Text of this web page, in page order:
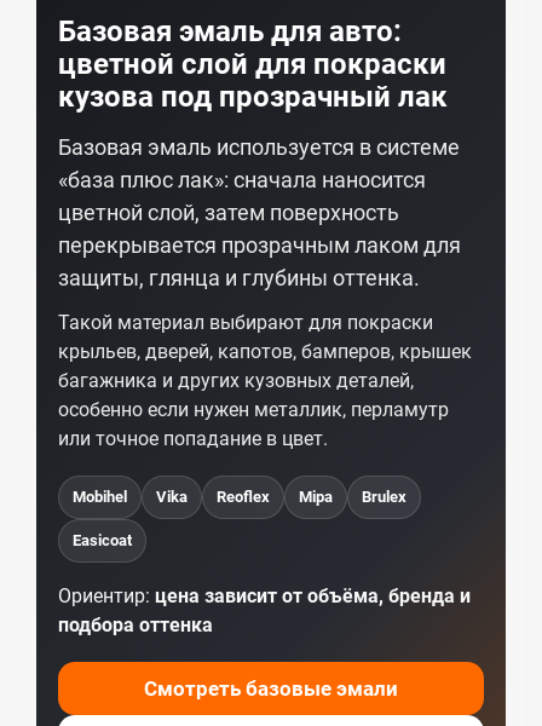
Базовая эмаль для авто:
цветной слой для покраски
кузова под прозрачный лак
Базовая эмаль используется в системе
«база плюс лак»: сначала наносится
цветной слой, затем поверхность
перекрывается прозрачным лаком для
защиты, глянца и глубины оттенка.
Такой материал выбирают для покраски
крыльев, дверей, капотов, бамперов, крышек
багажника и других кузовных деталей,
особенно если нужен металлик, перламутр
или точное попадание в цвет.
Mobihel Vika Reoflex Mipa Brulex
Easicoat
Ориентир: цена зависит от объёма, бренда и
подбора оттенка
Смотреть базовые эмали